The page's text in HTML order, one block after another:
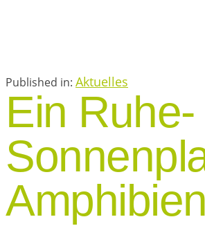
Published in: Aktuelles
Ein
Amphibien